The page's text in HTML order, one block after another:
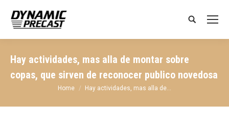
Search:
Hay actividades, mas alla de montar sobre
copas, que sirven de reconocer publico novedosa
You are here:
Home Hay actividades, mas alla de…